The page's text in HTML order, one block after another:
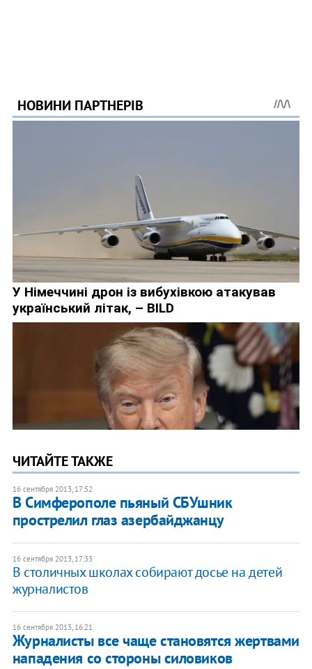
ЧИТАЙТЕ ТАКЖЕ
16 сентября 2013, 17:52
В Симферополе пьяный СБУшник
прострелил глаз азербайджанцу
16 сентября 2013, 17:33
В столичных школах собирают досье на детей
журналистов
16 сентября 2013, 16:21
Журналисты все чаще становятся жертвами
нападения со стороны силовиков